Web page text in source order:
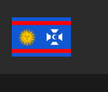
ЕКОНОМІКА